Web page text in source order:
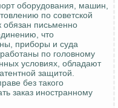
оборудования, машин,
по советской
обязан письменно
что
приборы и суда
по головному
условиях, обладают
защитой.
без такого
заказ иностранному